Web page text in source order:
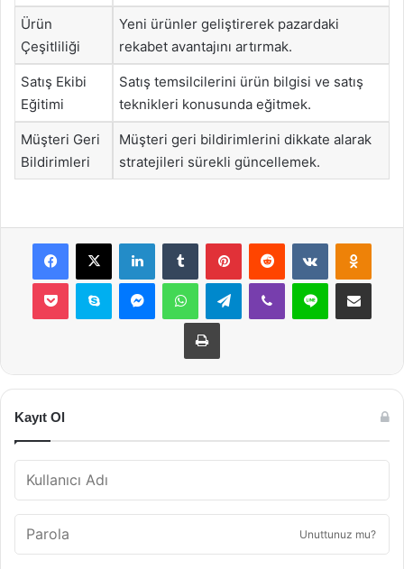
Ürün
Çeşitliliği
Yeni ürünler geliştirerek pazardaki
rekabet avantajını artırmak.
Satış Ekibi
Eğitimi
Satış temsilcilerini ürün bilgisi ve satış
teknikleri konusunda eğitmek.
Müşteri Geri
Bildirimleri
Müşteri geri bildirimlerini dikkate alarak
stratejileri sürekli güncellemek.
Facebook
X LinkedInTumblr PinterestReddit VKontakte
Pocket Skype MessengerWhatsAppTelegramViber Line E-Posta ile
Yazdır
Kayıt Ol
Unuttunuz mu?